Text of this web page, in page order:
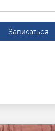
Записаться